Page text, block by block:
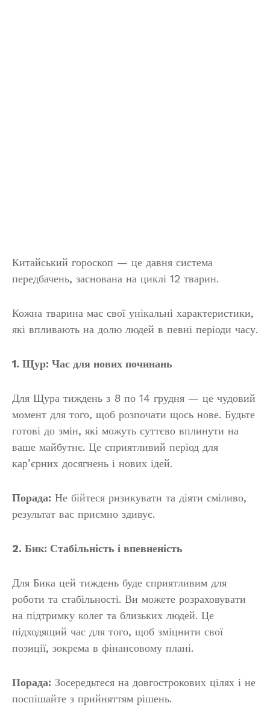
Китайський гороскоп — це давня система
передбачень, заснована на циклі 12 тварин.
Кожна тварина має свої унікальні характеристики,
які впливають на долю людей в певні періоди часу.
1. Щур: Час для нових починань
Для Щура тиждень з 8 по 14 грудня — це чудовий
момент для того, щоб розпочати щось нове. Будьте
готові до змін, які можуть суттєво вплинути на
ваше майбутнє. Це сприятливий період для
кар’єрних досягнень і нових ідей.
Порада: Не бійтеся ризикувати та діяти сміливо,
результат вас приємно здивує.
2. Бик: Стабільність і впевненість
Для Бика цей тиждень буде сприятливим для
роботи та стабільності. Ви можете розраховувати
на підтримку колег та близьких людей. Це
підходящий час для того, щоб зміцнити свої
позиції, зокрема в фінансовому плані.
Порада: Зосередьтеся на довгострокових цілях і не
поспішайте з прийняттям рішень.